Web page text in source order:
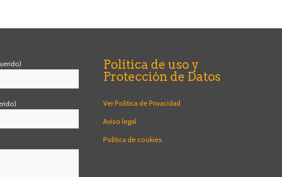
Política de uso y
Protección de Datos
Ver Política de Privacidad
Aviso legal
Política de cookies